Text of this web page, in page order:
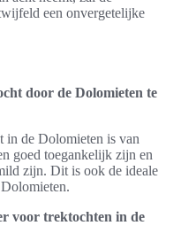
een onvergetelijke
door de Dolomieten te
in de Dolomieten is van
goed toegankelijk zijn en
zijn. Dit is ook de ideale
voor trektochten in de